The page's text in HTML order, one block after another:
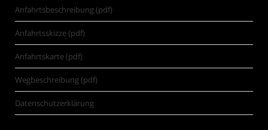
Anfahrtsbeschreibung (pdf)
Anfahrtsskizze (pdf)
Anfahrtskarte (pdf)
Wegbeschreibung (pdf)
Datenschutzerklärung